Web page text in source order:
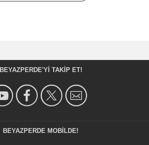
BEYAZPERDE'YI TAKIP ET!
BEYAZPERDE MOBILDE!